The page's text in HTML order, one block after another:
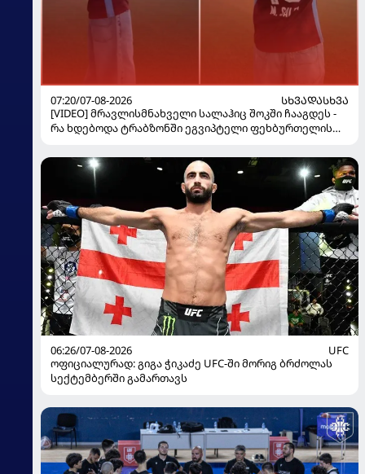
07:20/07-08-2026
ᲡᲮᲕᲐᲓᲐᲡᲮᲕᲐ
[VIDEO] მრავლისმნახველი სალაჰიც შოკში ჩააგდეს -
რა ხდებოდა ტრაბზონში ეგვიპტელი ფეხბურთელის
06:26/07-08-2026
UFC
ოფიციალურად: გიგა ჭიკაძე UFC-ში მორიგ ბრძოლას
სექტემბერში გამართავს